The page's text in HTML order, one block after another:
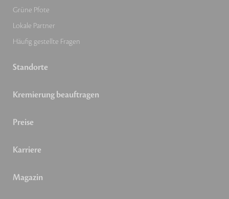
Grüne Pfote
Lokale Partner
Häufig gestellte Fragen
Standorte
Kremierung beauftragen
Preise
Karriere
Magazin